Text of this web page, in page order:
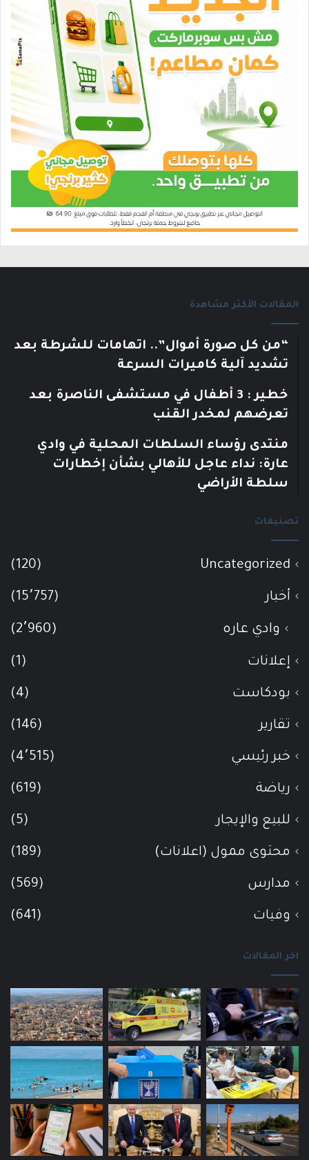
المقالات الأكثر مشاهدة
“من كل صورة أموال”.. اتهامات للشرطة بعد
تشديد آلية كاميرات السرعة
خطير : 3 أطفال في مستشفى الناصرة بعد
تعرضهم لمخدر القنب
منتدى رؤساء السلطات المحلية في وادي
عارة: نداء عاجل للأهالي بشأن إخطارات
سلطة الأراضي
تصنيفات
Uncategorized
(120)
أخبار (15٬757)
وادي عاره (2٬960)
إعلانات (1)
بودكاست (4)
تقارير (146)
خبر رئيسي (4٬515)
رياضة (619)
للبيع والإيجار (5)
محتوى ممول (اعلانات) (189)
مدارس (569)
وفيات (641)
اخر المقالات